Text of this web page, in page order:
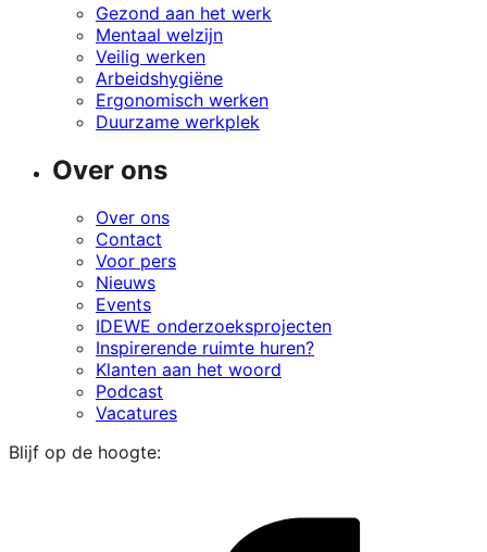
Gezond aan het werk
Mentaal welzijn
Veilig werken
Arbeidshygiëne
Ergonomisch werken
Duurzame werkplek
Over ons
Over ons
Contact
Voor pers
Nieuws
Events
IDEWE onderzoeksprojecten
Inspirerende ruimte huren?
Klanten aan het woord
Podcast
Vacatures
Blijf op de hoogte: